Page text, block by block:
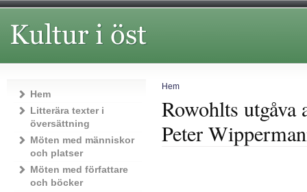
Hem
Rowohlts
Peter
Hem
Litterära texter i
översättning
Möten med människor
och platser
Möten med författare
och böcker